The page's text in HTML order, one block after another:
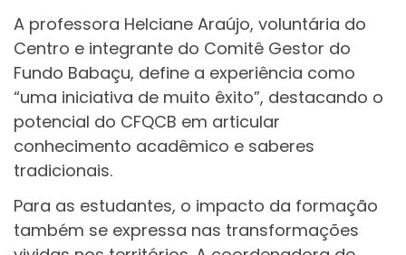
A professora Helciane Araújo, voluntária do
Centro e integrante do Comitê Gestor do
Fundo Babaçu, define a experiência como
“uma iniciativa de muito êxito”, destacando o
potencial do CFQCB em articular
conhecimento acadêmico e saberes
tradicionais.
Para as estudantes, o impacto da formação
também se expressa nas transformações